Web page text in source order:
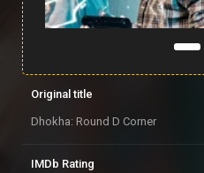
Original title
Dhokha: Round D Corner
IMDb Rating